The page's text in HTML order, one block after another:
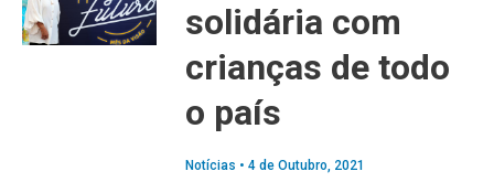
solidária com
crianças de todo
o país
Notícias • 4 de Outubro, 2021